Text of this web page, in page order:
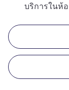
บริการในห้อ